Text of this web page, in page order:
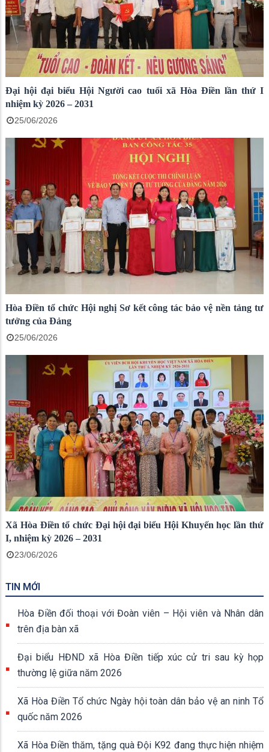
Đại hội đại biểu Hội Người cao tuổi xã Hòa Điền lần thứ I
nhiệm kỳ 2026 – 2031
25/06/2026
Hòa Điền tổ chức Hội nghị Sơ kết công tác bảo vệ nền tảng tư
tưởng của Đảng
25/06/2026
Xã Hòa Điền tổ chức Đại hội đại biểu Hội Khuyến học lần thứ
I, nhiệm kỳ 2026 – 2031
23/06/2026
TIN MỚI
Hòa Điền đối thoại với Đoàn viên – Hội viên và Nhân dân
trên địa bàn xã
Đại biểu HĐND xã Hòa Điền tiếp xúc cử tri sau kỳ họp
thường lệ giữa năm 2026
Xã Hòa Điền Tổ chức Ngày hội toàn dân bảo vệ an ninh Tổ
quốc năm 2026
Xã Hòa Điền thăm, tặng quà Đội K92 đang thực hiện nhiệm